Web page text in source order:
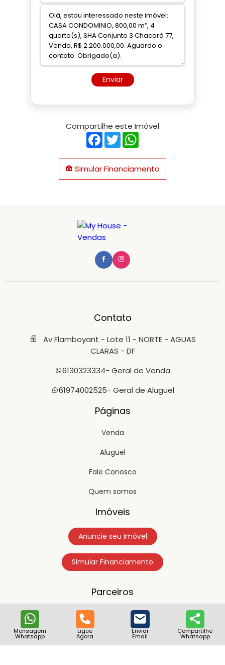
Mensagem
Whatsapp
Ligue
Agora
Enviar
Email
Compartilhe
Whatsapp
Enviar
Compartilhe este Imóvel
Facebook
Twitter
Simular Financiamento
Contato
Av Flamboyant - Lote 11 - NORTE - AGUAS
CLARAS - DF
6130323334- Geral de Venda
61974002525- Geral de Aluguel
Páginas
Venda
Aluguel
Fale Conosco
Quem somos
Imóveis
Anuncie seu Imóvel
Simular Financiamento
Parceiros